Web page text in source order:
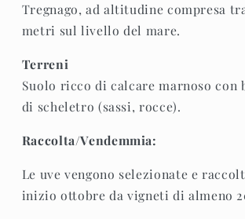
Tregnago, ad altitudine compresa
metri sul livello del mare.
Terreni
Suolo ricco di calcare marnoso con
di scheletro (sassi, rocce).
Raccolta/Vendemmia:
Le uve vengono selezionate e
inizio ottobre da vigneti di almeno